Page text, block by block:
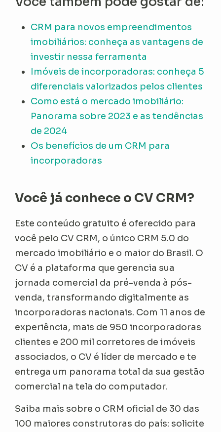
CRM para novos empreendimentos
imobiliários: conheça as vantagens de
investir nessa ferramenta
Imóveis de incorporadoras: conheça 5
diferenciais valorizados pelos clientes
Como está o mercado imobiliário:
Panorama sobre 2023 e as tendências
de 2024
Os benefícios de um CRM para
incorporadoras
Você já conhece o CV CRM?
Este conteúdo gratuito é oferecido para
você pelo CV CRM, o único CRM 5.0 do
mercado imobiliário e o maior do Brasil. O
CV é a plataforma que gerencia sua
jornada comercial da pré-venda à pós-
venda, transformando digitalmente as
incorporadoras nacionais. Com 11 anos de
experiência, mais de 950 incorporadoras
clientes e 200 mil corretores de imóveis
associados, o CV é líder de mercado e te
entrega um panorama total da sua gestão
comercial na tela do computador.
Saiba mais sobre o CRM oficial de 30 das
100 maiores construtoras do país: solicite